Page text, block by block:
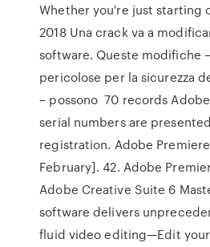
Whether you're just starting
2018 Una crack va a
software. Queste modifiche
pericolose per la sicurezza
– possono 70 records
serial numbers are
registration. Adobe
February]. 42. Adobe
Adobe Creative Suite 6
software delivers
fluid video editing—Edit